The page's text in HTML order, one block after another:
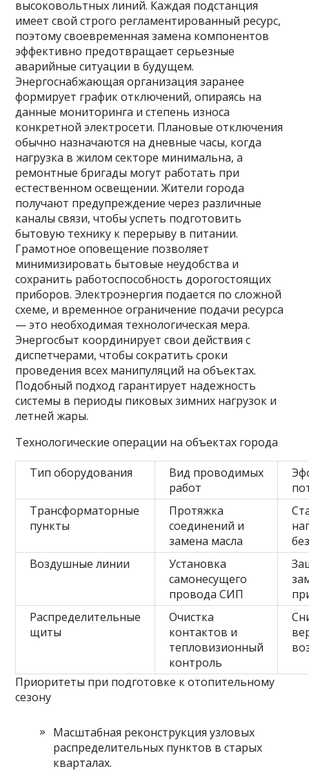
высоковольтных линий. Каждая подстанция
имеет свой строго регламентированный ресурс,
поэтому своевременная замена компонентов
эффективно предотвращает серьезные
аварийные ситуации в будущем.
Энергоснабжающая организация заранее
формирует график отключений, опираясь на
данные мониторинга и степень износа
конкретной электросети. Плановые отключения
обычно назначаются на дневные часы, когда
нагрузка в жилом секторе минимальна, а
ремонтные бригады могут работать при
естественном освещении. Жители города
получают предупреждение через различные
каналы связи, чтобы успеть подготовить
бытовую технику к перерыву в питании.
Грамотное оповещение позволяет
минимизировать бытовые неудобства и
сохранить работоспособность дорогостоящих
приборов. Электроэнергия подается по сложной
схеме, и временное ограничение подачи ресурса
— это необходимая технологическая мера.
Энергосбыт координирует свои действия с
диспетчерами, чтобы сократить сроки
проведения всех манипуляций на объектах.
Подобный подход гарантирует надежность
системы в периоды пиковых зимних нагрузок и
летней жары.
Технологические операции на объектах города
Тип оборудования
Вид проводимых
работ
Трансформаторные
пункты
Протяжка
соединений и
замена масла
Воздушные линии
Установка
самонесущего
провода СИП
Распределительные
щиты
Очистка
контактов и
тепловизионный
контроль
Приоритеты при подготовке к отопительному
сезону
Масштабная реконструкция узловых
распределительных пунктов в старых
кварталах.